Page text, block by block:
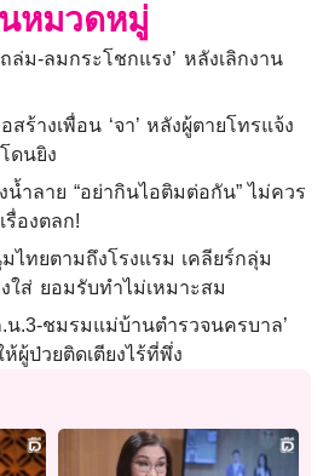
หมวดหมู่
ล่ม-ลมกระโชกแรง’ หลังเลิกงาน
ร้างเพื่อน ‘จา’ หลังผู้ตายโทรแจ้ง
ดนยิง
น้ำลาย “อย่ากินไอติมต่อกัน” ไม่ควร
รื่องตลก!
ไทยตามถึงโรงแรม เคลียร์กลุ่ม
ใส่ ยอมรับทำไม่เหมาะสม
น.3-ชมรมแม่บ้านตำรวจนครบาล’
ผู้ป่วยติดเตียงไร้ที่พึ่ง